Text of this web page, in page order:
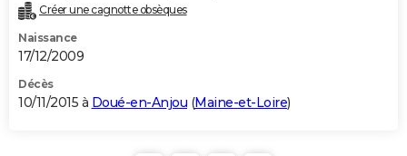
Créer une cagnotte obsèques
Naissance
17/12/2009
Décès
10/11/2015 à Doué-en-Anjou (Maine-et-Loire)